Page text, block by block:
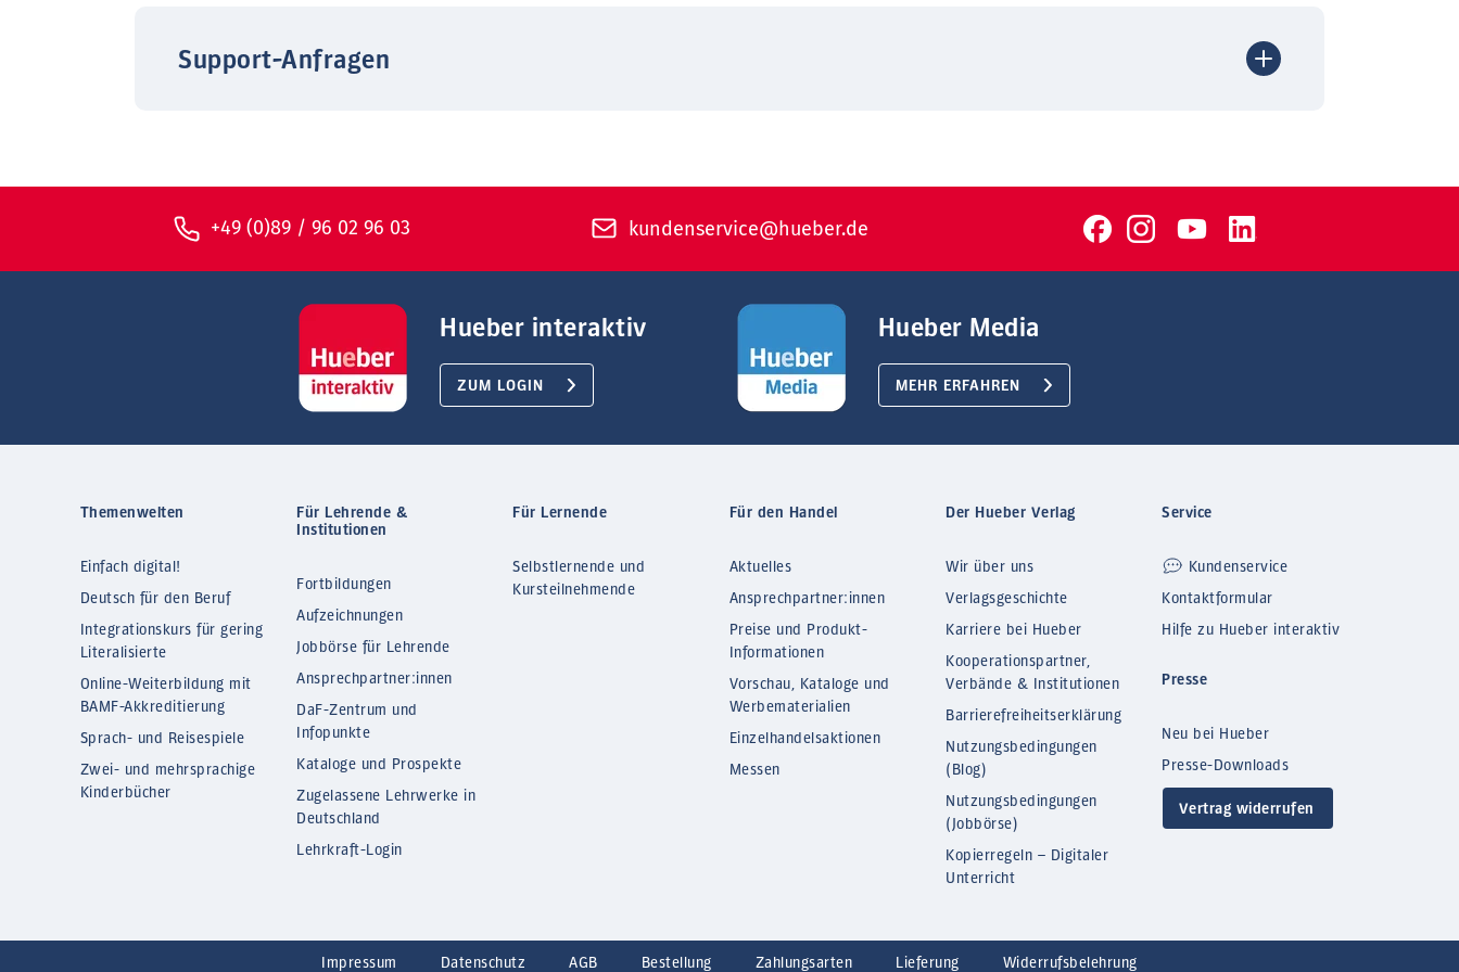
Support-Anfragen
+49 (0)89 / 96 02 96 03 kundenservice@hueber.de
Hueber interaktiv
ZUM LOGIN
Hueber Media
MEHR ERFAHREN
Themenwelten
Einfach digital!
Deutsch für den Beruf
Integrationskurs für gering
Literalisierte
Online-Weiterbildung mit
BAMF-Akkreditierung
Sprach- und Reisespiele
Zwei- und mehrsprachige
Kinderbücher
Für Lehrende &
Institutionen
Fortbildungen
Aufzeichnungen
Jobbörse für Lehrende
Ansprechpartner:innen
DaF-Zentrum und
Infopunkte
Kataloge und Prospekte
Zugelassene Lehrwerke in
Deutschland
Lehrkraft-Login
Für Lernende
Selbstlernende und
Kursteilnehmende
Für den Handel
Aktuelles
Ansprechpartner:innen
Preise und Produkt-
Informationen
Vorschau, Kataloge und
Werbematerialien
Einzelhandelsaktionen
Messen
Der Hueber Verlag
Wir über uns
Verlagsgeschichte
Karriere bei Hueber
Kooperationspartner,
Verbände & Institutionen
Barrierefreiheitserklärung
Nutzungsbedingungen
(Blog)
Nutzungsbedingungen
(Jobbörse)
Kopierregeln – Digitaler
Unterricht
Service
Kundenservice
Kontaktformular
Hilfe zu Hueber interaktiv
Presse
Neu bei Hueber
Presse-Downloads
Vertrag widerrufen
Impressum Datenschutz AGB Bestellung Zahlungsarten Lieferung Widerrufsbelehrung